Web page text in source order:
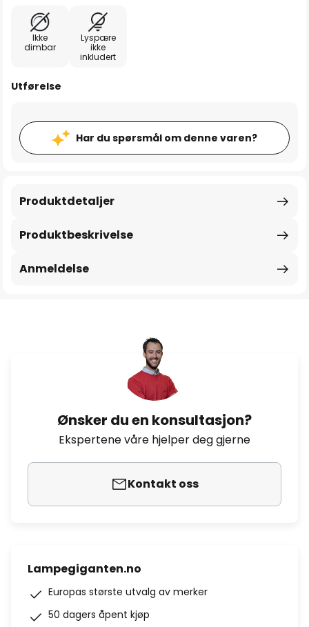
Ikke
dimbar
Lyspære
ikke
inkludert
Utførelse
Har du spørsmål om denne varen?
Produktbeskrivelse
Produktdetaljer
Anmeldelse
Ønsker du en konsultasjon?
Ekspertene våre hjelper deg gjerne
Kontakt oss
Lampegiganten.no
Europas største utvalg av merker
50 dagers åpent kjøp